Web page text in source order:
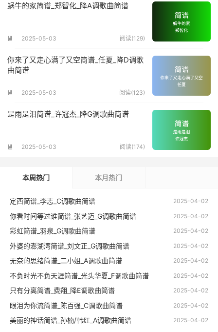
蜗牛的家简谱_郑智化_降A调歌曲简谱
 2025-05-03 阅读(129)
你来了又走心满了又空简谱_任夏_降D调歌
曲简谱
 2025-05-03 阅读(123)
是雨是泪简谱_许冠杰_降G调歌曲简谱
 2025-05-03 阅读(174)
本周热门 本月热门
2025-04-02
定西简谱_李志_C调歌曲简谱
2025-04-02
你看时间等过谁简谱_张艺迈_G调歌曲简谱
2025-04-02
彩虹简谱_羽泉_G调歌曲简谱
2025-04-02
外婆的澎湖湾简谱_刘文正_G调歌曲简谱
2025-04-02
无奈的思绪简谱_二小姐_A调歌曲简谱
2025-04-02
不负时光不负天涯简谱_光头华夏_F调歌曲简谱
2025-04-02
只有分离简谱_费翔_降E调歌曲简谱
2025-04-02
眼泪为你流简谱_陈百强_C调歌曲简谱
2025-04-02
美丽的神话简谱_孙楠/韩红_A调歌曲简谱